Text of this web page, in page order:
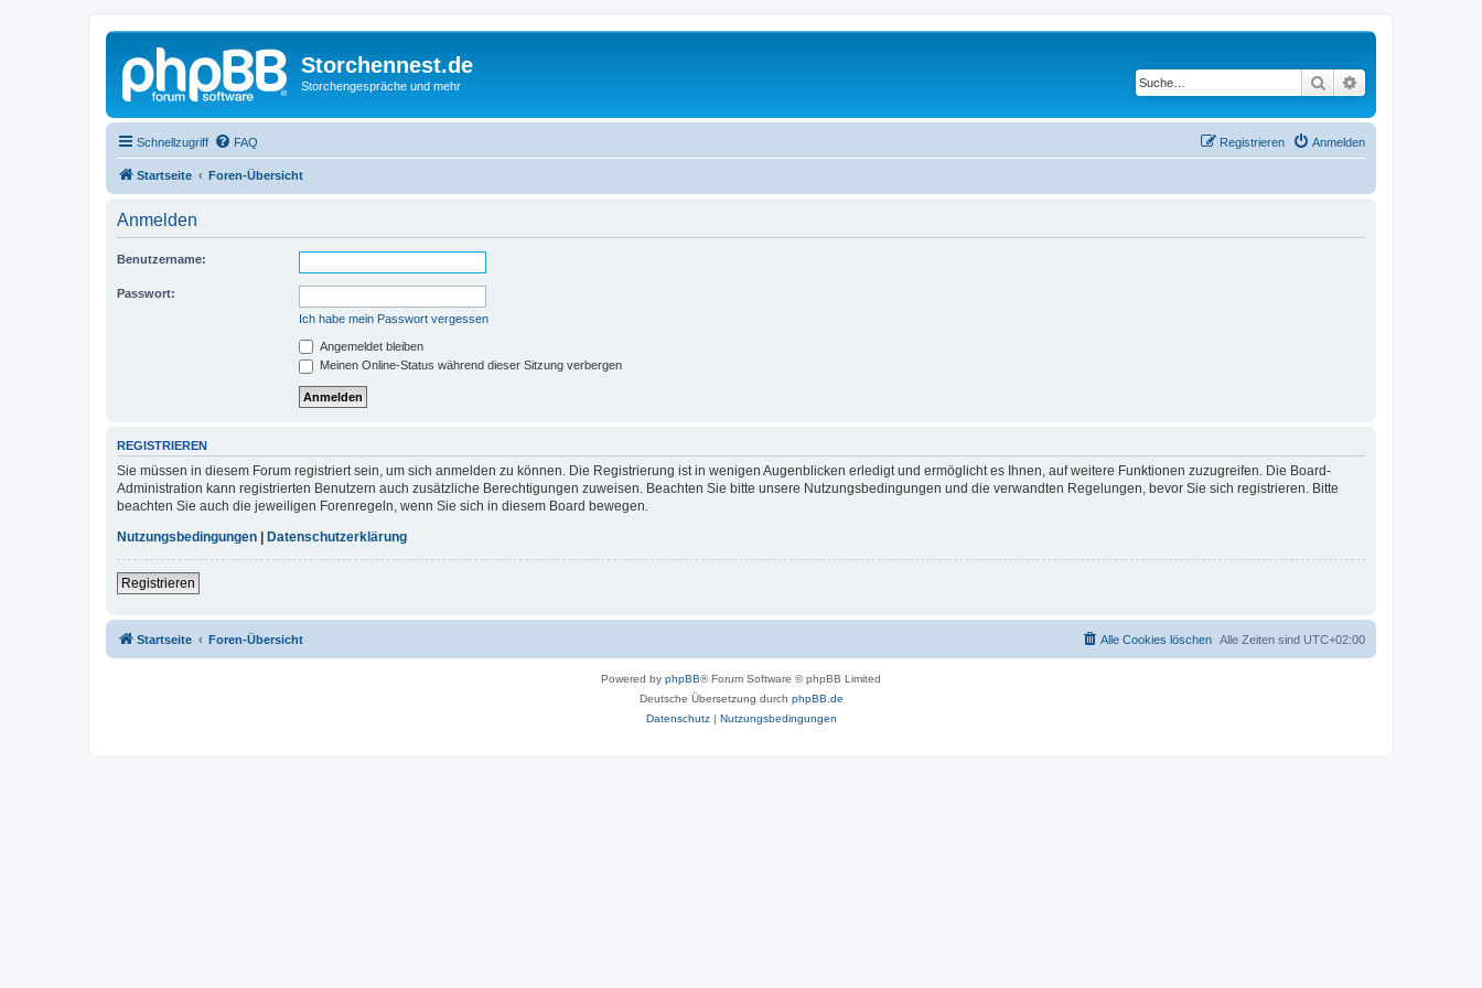
Storchennest.de
Storchengespräche und mehr Suche
Schnellzugriff FAQ Anmelden
Registrieren
Startseite Foren-Übersicht
Anmelden
Benutzername:
Passwort:
Ich habe mein Passwort vergessen
Angemeldet bleiben
Meinen Online-Status während dieser Sitzung verbergen
REGISTRIEREN
Sie müssen in diesem Forum registriert sein, um sich anmelden zu können. Die Registrierung ist in wenigen Augenblicken erledigt und ermöglicht es Ihnen, auf weitere Funktionen zuzugreifen. Die Board-
Administration kann registrierten Benutzern auch zusätzliche Berechtigungen zuweisen. Beachten Sie bitte unsere Nutzungsbedingungen und die verwandten Regelungen, bevor Sie sich registrieren. Bitte
beachten Sie auch die jeweiligen Forenregeln, wenn Sie sich in diesem Board bewegen.
Nutzungsbedingungen
Datenschutzerklärung
Registrieren
Startseite Foren-Übersicht Alle Zeiten sind UTC+02:00
Alle Cookies löschen
Powered by phpBB® Forum Software © phpBB Limited
Deutsche Übersetzung durch phpBB.de
Datenschutz| Nutzungsbedingungen